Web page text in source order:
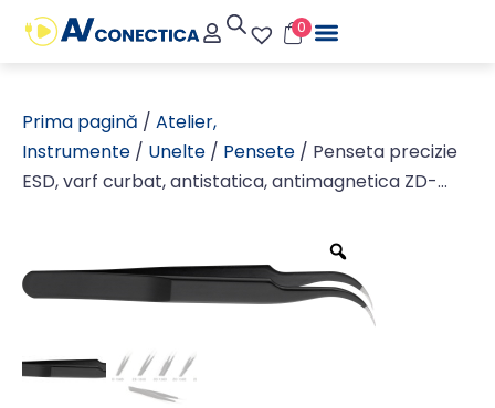
0
Prima pagină / Atelier,
Instrumente / Unelte / Pensete / Penseta precizie
ESD, varf curbat, antistatica, antimagnetica ZD-